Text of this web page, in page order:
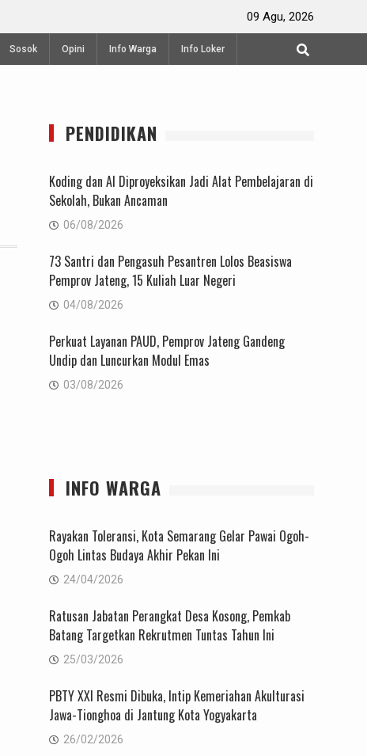
Perayaan Waisak di Vihara Mahavira
09 Agu, 2026
Sosok Opini Info Warga Info Loker
PENDIDIKAN
Koding dan AI Diproyeksikan Jadi Alat Pembelajaran di
Sekolah, Bukan Ancaman
06/08/2026
73 Santri dan Pengasuh Pesantren Lolos Beasiswa
Pemprov Jateng, 15 Kuliah Luar Negeri
04/08/2026
Perkuat Layanan PAUD, Pemprov Jateng Gandeng
Undip dan Luncurkan Modul Emas
03/08/2026
INFO WARGA
Rayakan Toleransi, Kota Semarang Gelar Pawai Ogoh-
Ogoh Lintas Budaya Akhir Pekan Ini
24/04/2026
Ratusan Jabatan Perangkat Desa Kosong, Pemkab
Batang Targetkan Rekrutmen Tuntas Tahun Ini
25/03/2026
PBTY XXI Resmi Dibuka, Intip Kemeriahan Akulturasi
Jawa-Tionghoa di Jantung Kota Yogyakarta
26/02/2026